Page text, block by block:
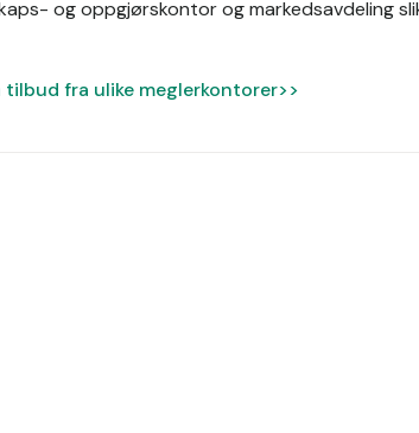
og oppgjørskontor og markedsavdeling
tilbud fra ulike meglerkontorer>>